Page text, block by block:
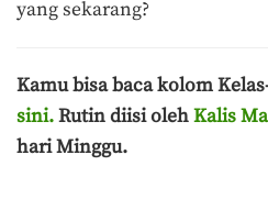
yang sekarang?
Kamu bisa baca kolom
sini.Rutin diisi olehKalis
hari Minggu.